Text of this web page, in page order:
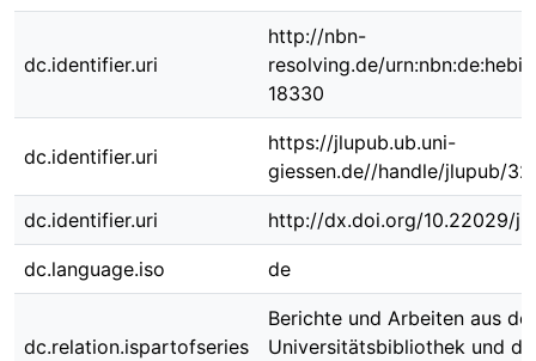
dc.identifier.uri
http://nbn-
resolving.de/
18330
dc.identifier.uri
https://jlupub.ub.uni-
giessen.de//handle/jlupub/
dc.identifier.uri http://dx.doi.org/10.22029/
dc.language.iso de
dc.relation.ispartofseries
Berichte und Arbeiten aus der
Universitätsbibliothek und